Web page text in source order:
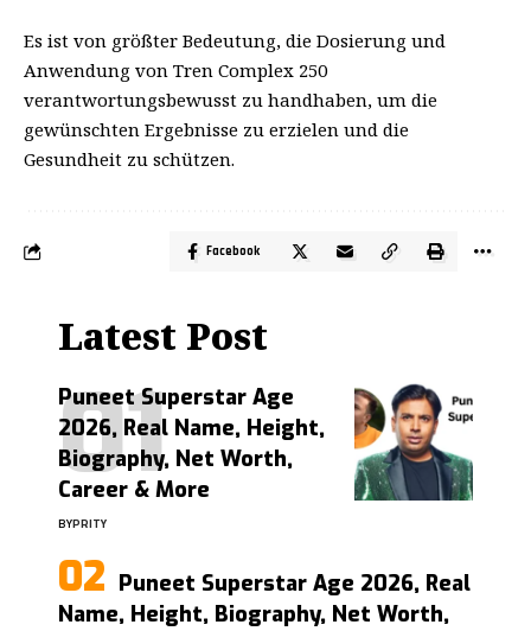
Es ist von größter Bedeutung, die Dosierung und
Anwendung von Tren Complex 250
verantwortungsbewusst zu handhaben, um die
gewünschten Ergebnisse zu erzielen und die
Gesundheit zu schützen.
Facebook
Latest Post
Puneet Superstar Age
2026, Real Name, Height,
Biography, Net Worth,
Career & More
BYPRITY
Puneet Superstar Age 2026, Real
Name, Height, Biography, Net Worth,